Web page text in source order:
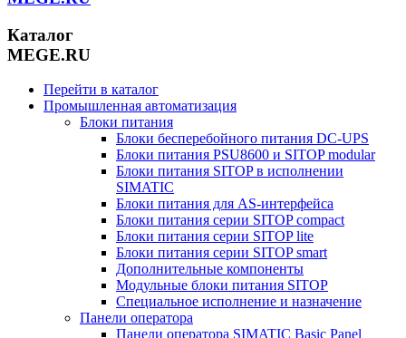
Каталог
MEGE.RU
Перейти в каталог
Промышленная автоматизация
Блоки питания
Блоки бесперебойного питания DC-UPS
Блоки питания PSU8600 и SITOP modular
Блоки питания SITOP в исполнении
SIMATIC
Блоки питания для AS-интерфейса
Блоки питания серии SITOP compact
Блоки питания серии SITOP lite
Блоки питания серии SITOP smart
Дополнительные компоненты
Модульные блоки питания SITOP
Специальное исполнение и назначение
Панели оператора
Панели оператора SIMATIC Basic Panel